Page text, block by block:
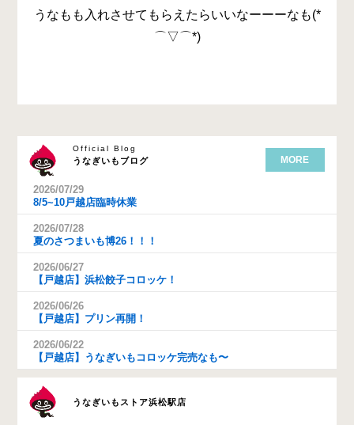
うなもも入れさせてもらえたらいいなーーーなも(*
⌒▽⌒*)
うなぎいもブログ
Official Blog
MORE
2026/07/29
8/5~10戸越店臨時休業
2026/07/28
夏のさつまいも博26！！！
2026/06/27
【戸越店】浜松餃子コロッケ！
2026/06/26
【戸越店】プリン再開！
2026/06/22
【戸越店】うなぎいもコロッケ完売なも〜
うなぎいもストア浜松駅店